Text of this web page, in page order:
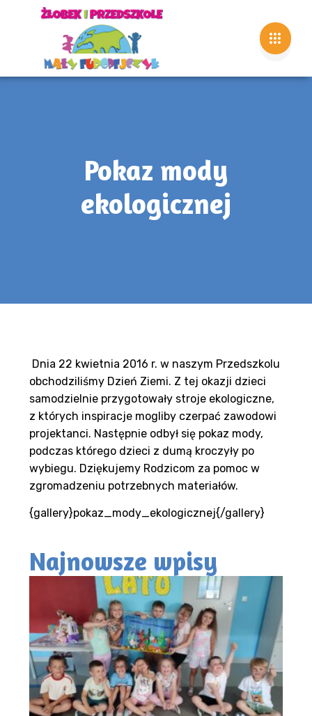
Pokaz mody
ekologicznej
Dnia 22 kwietnia 2016 r. w naszym Przedszkolu
obchodziliśmy Dzień Ziemi. Z tej okazji dzieci
samodzielnie przygotowały stroje ekologiczne,
z których inspiracje mogliby czerpać zawodowi
projektanci. Następnie odbył się pokaz mody,
podczas którego dzieci z dumą kroczyły po
wybiegu. Dziękujemy Rodzicom za pomoc w
zgromadzeniu potrzebnych materiałów.
{gallery}pokaz_mody_ekologicznej{/gallery}
Najnowsze wpisy